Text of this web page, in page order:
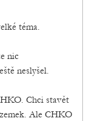
téma.
nic
neslyšel.
Chci stavět
Ale CHKO